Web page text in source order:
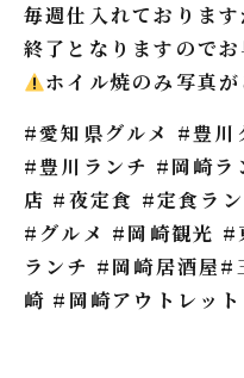
毎週仕入れておりま
終了となりますのでお
ホイル焼のみ写真
#愛知県グルメ #豊川
#豊川ランチ #岡崎
店 #夜定食 #定食ラ
#グルメ #岡崎観光
ランチ #岡崎居酒屋#
崎 #岡崎アウトレッ